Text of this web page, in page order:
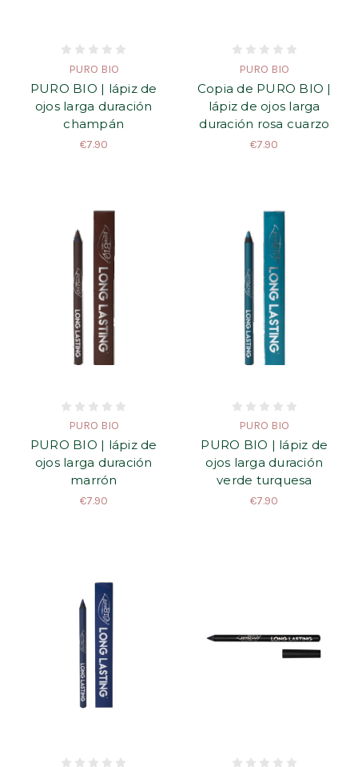
PURO BIO
PURO BIO | lápiz de
ojos larga duración
champán
€7.90
PURO BIO
Copia de PURO BIO |
lápiz de ojos larga
duración rosa cuarzo
€7.90
PURO BIO
PURO BIO | lápiz de
ojos larga duración
marrón
€7.90
PURO BIO
PURO BIO | lápiz de
ojos larga duración
verde turquesa
€7.90